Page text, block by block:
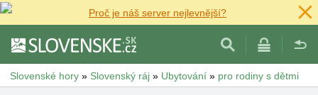
Proč je náš server nejlevnější?
Slovenské hory » Slovenský ráj » Ubytování » pro rodiny s dětmi